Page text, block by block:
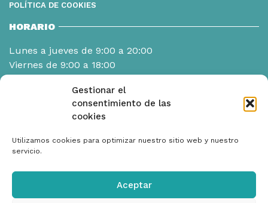
Gestionar el
consentimiento de las
cookies
Utilizamos cookies para optimizar nuestro sitio web y nuestro
servicio.
Aceptar
POLÍTICA DE COOKIES
HORARIO
Lunes a jueves de 9:00 a 20:00
Viernes de 9:00 a 18:00